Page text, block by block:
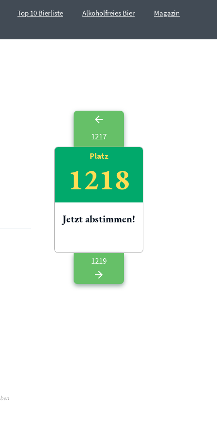
Top 10 Bierliste Alkoholfreies Bier Magazin
1217
Platz
1218
Jetzt abstimmen!
1219